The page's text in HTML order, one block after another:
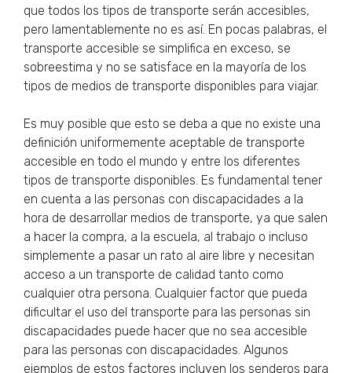
que todos los tipos de transporte serán accesibles,
pero lamentablemente no es así. En pocas palabras, el
transporte accesible se simplifica en exceso, se
sobreestima y no se satisface en la mayoría de los
tipos de medios de transporte disponibles para viajar.
Es muy posible que esto se deba a que no existe una
definición uniformemente aceptable de transporte
accesible en todo el mundo y entre los diferentes
tipos de transporte disponibles. Es fundamental tener
en cuenta a las personas con discapacidades a la
hora de desarrollar medios de transporte, ya que salen
a hacer la compra, a la escuela, al trabajo o incluso
simplemente a pasar un rato al aire libre y necesitan
acceso a un transporte de calidad tanto como
cualquier otra persona. Cualquier factor que pueda
dificultar el uso del transporte para las personas sin
discapacidades puede hacer que no sea accesible
para las personas con discapacidades. Algunos
ejemplos de estos factores incluyen los senderos para